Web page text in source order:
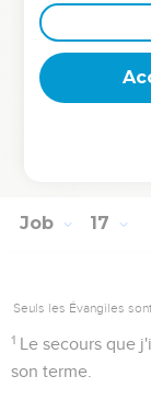
à traverser le
Maintenant déjà .
Job 17
Seuls les Évangiles
1 Le secours que
son terme.